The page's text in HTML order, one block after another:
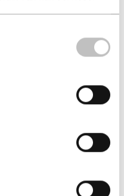
is een praktische
wil leven en wil
of je nu een grote tuin,
fruit en kruiden
betaalbaar: met Plant
duidelijk geïllustreerde